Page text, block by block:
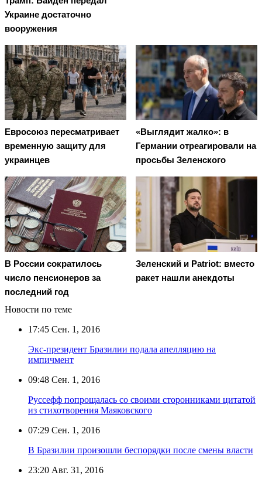
Украине достаточно
вооружения
Евросоюз пересматривает
временную защиту для
украинцев
«Выглядит жалко»: в
Германии отреагировали на
просьбы Зеленского
В России сократилось
число пенсионеров за
последний год
Зеленский и Patriot: вместо
ракет нашли анекдоты
Новости по теме
17:45 Сен. 1, 2016
Экс-президент Бразилии подала апелляцию на
импичмент
09:48 Сен. 1, 2016
Руссефф попрощалась со своими сторонниками цитатой
из стихотворения Маяковского
07:29 Сен. 1, 2016
В Бразилии произошли беспорядки после смены власти
23:20 Авг. 31, 2016